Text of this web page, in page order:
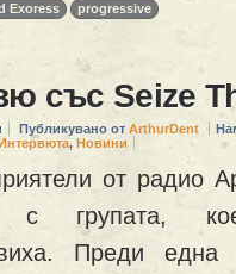
Exoress progressive
със Seize
Публикувано от ArthurDent
Интервюта, Новини
от радио
с групата,
Преди